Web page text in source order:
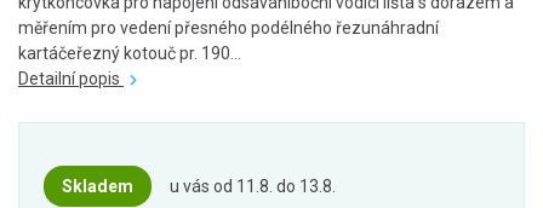
měřením pro vedení přesného podélného řezunáhradní
kartáčeřezný kotouč pr. 190...
Detailní popis
Skladem u vás od 11.8. do 13.8.